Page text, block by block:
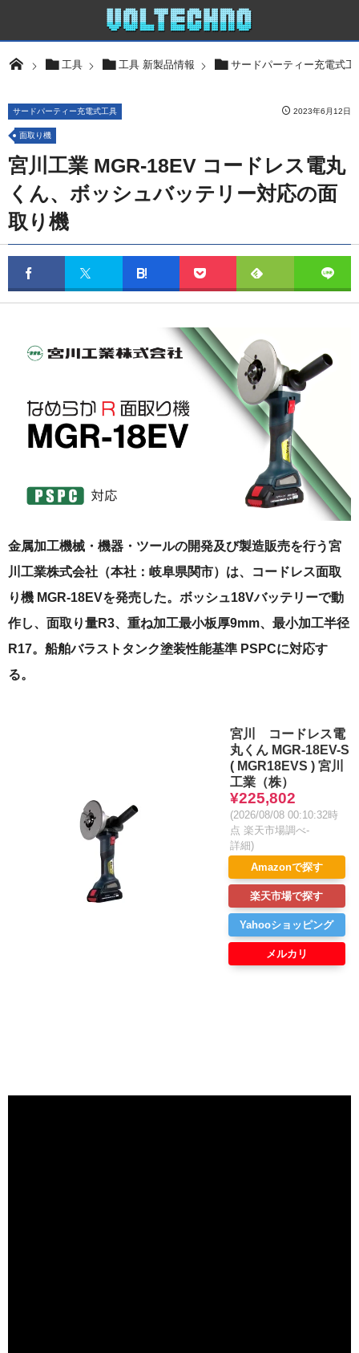
工具 工具 新製品情報 サードパーティー充電式工
2023年6月12日
サードパーティー充電式工具
面取り機
宮川工業 MGR-18EV コードレス電丸
くん、ボッシュバッテリー対応の面
取り機
金属加工機械・機器・ツールの開発及び製造販売を行う宮
川工業株式会社（本社：岐阜県関市）は、コードレス面取
り機 MGR-18EVを発売した。ボッシュ18Vバッテリーで動
作し、面取り量R3、重ね加工最小板厚9mm、最小加工半径
R17。船舶バラストタンク塗装性能基準 PSPCに対応す
る。
宮川 コードレス電
丸くん MGR-18EV-S
( MGR18EVS ) 宮川
工業（株）
¥225,802
(2026/08/08 00:10:32時
点 楽天市場調べ-
詳細)
Amazonで探す
楽天市場で探す
Yahooショッピング
メルカリ